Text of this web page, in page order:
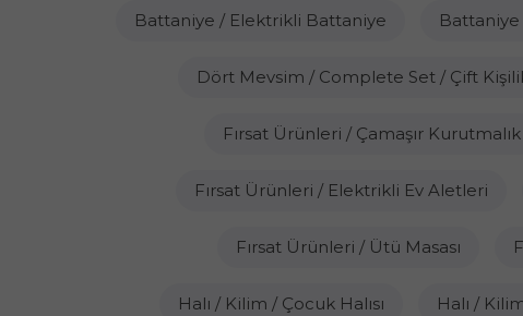
Battaniye / Elektrikli Battaniye Battaniye
Dört Mevsim / Complete Set / Çift
Fırsat Ürünleri / Çamaşır Kurutmalık
Fırsat Ürünleri / Elektrikli Ev Aletleri
Fırsat Ürünleri / Ütü Masası
Halı / Kilim / Çocuk Halısı Halı /